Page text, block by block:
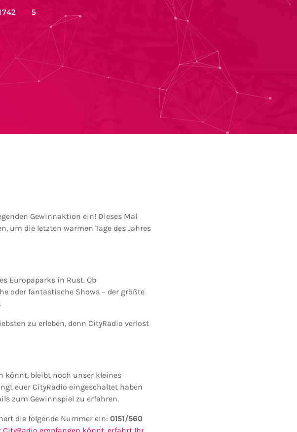
5
Gewinnaktion ein! Dieses Mal
um die letzten warmen Tage des Jahres
Europaparks in Rust. Ob
oder fantastische Shows – der größte
zu erleben, denn CityRadio verlost
könnt, bleibt noch unser kleines
euer CityRadio eingeschaltet haben
zum Gewinnspiel zu erfahren.
die folgende Nummer ein: 0151/560
CityRadio empfangen könnt, erfahrt Ihr